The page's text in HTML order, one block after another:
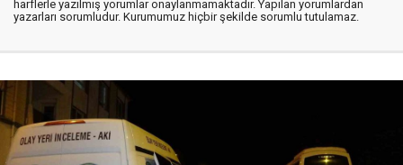
harflerle yazılmış yorumlar onaylanmamaktadır. Yapılan yorumlardan
yazarları sorumludur. Kurumumuz hiçbir şekilde sorumlu tutulamaz.